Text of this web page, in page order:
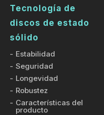
Tecnología de
discos de estado
sólido
Estabilidad
Seguridad
Longevidad
Robustez
Características del
producto